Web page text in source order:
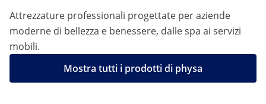
Attrezzature professionali progettate per aziende
moderne di bellezza e benessere, dalle spa ai servizi
mobili.
Mostra tutti i prodotti di physa